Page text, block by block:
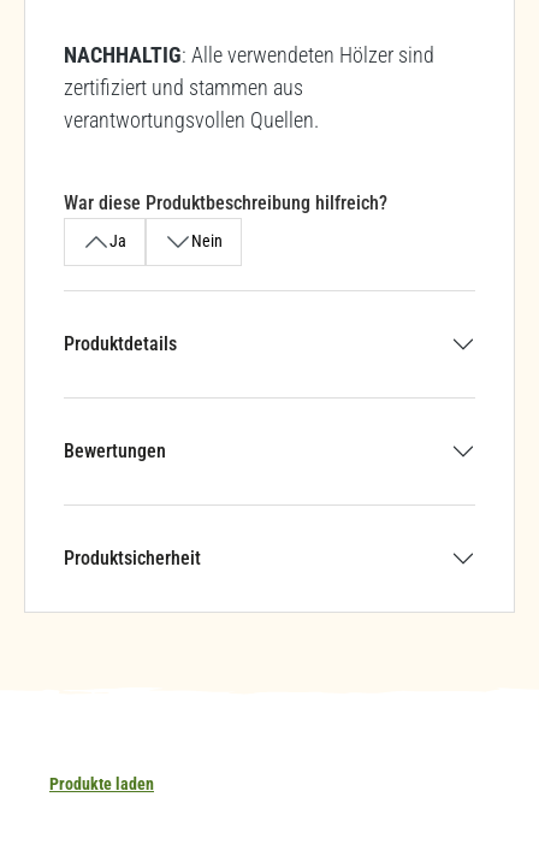
NACHHALTIG: Alle verwendeten Hölzer sind
zertifiziert und stammen aus
verantwortungsvollen Quellen.
War diese Produktbeschreibung hilfreich?
Ja Nein
Produktdetails
Bewertungen
Produktsicherheit
Produkte laden